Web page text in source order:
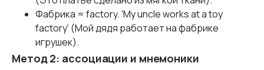
Фабрика = factory. 'My uncle works at a toy
factory' (Мой дядя работает на фабрике
игрушек).
Метод 2: ассоциации и мнемоники